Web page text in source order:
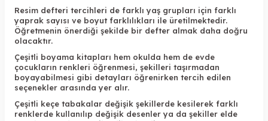
Resim defteri tercihleri de farklı yaş grupları için farklı
yaprak sayısı ve boyut farklılıkları ile üretilmektedir.
Öğretmenin önerdiği şekilde bir defter almak daha doğru
olacaktır.
Çeşitli boyama kitapları hem okulda hem de evde
çocukların renkleri öğrenmesi, şekilleri taşırmadan
boyayabilmesi gibi detayları öğrenirken tercih edilen
seçenekler arasında yer alır.
Çeşitli keçe tabakalar değişik şekillerde kesilerek farklı
renklerde kullanılıp değişik desenler ya da şekiller elde